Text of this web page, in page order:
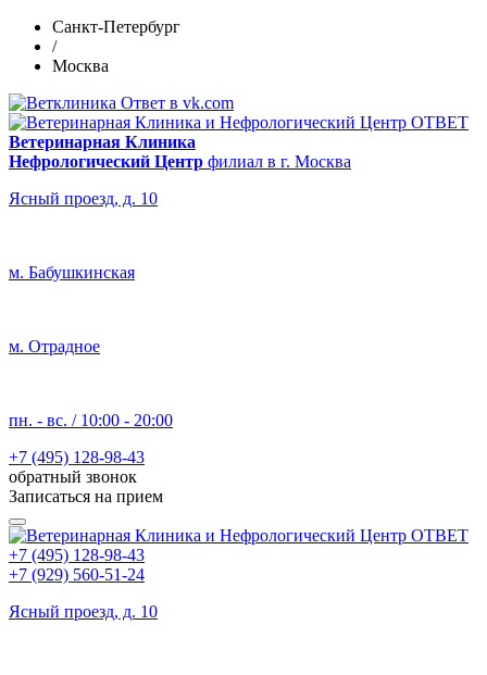
Санкт-Петербург
/
Москва
Ветеринарная Клиника
Нефрологический Центр филиал в г. Москва
Ясный проезд, д. 10
м. Бабушкинская
м. Отрадное
пн. - вс. / 10:00 - 20:00
+7 (495) 128-98-43
обратный звонок
Записаться на прием
+7 (495) 128-98-43
+7 (929) 560-51-24
Ясный проезд, д. 10